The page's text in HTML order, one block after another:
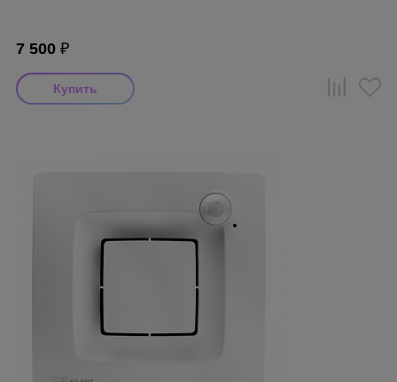
7 500 ₽